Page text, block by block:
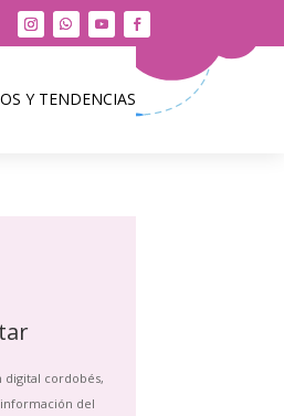
Y TENDENCIAS
digital cordobés,
del